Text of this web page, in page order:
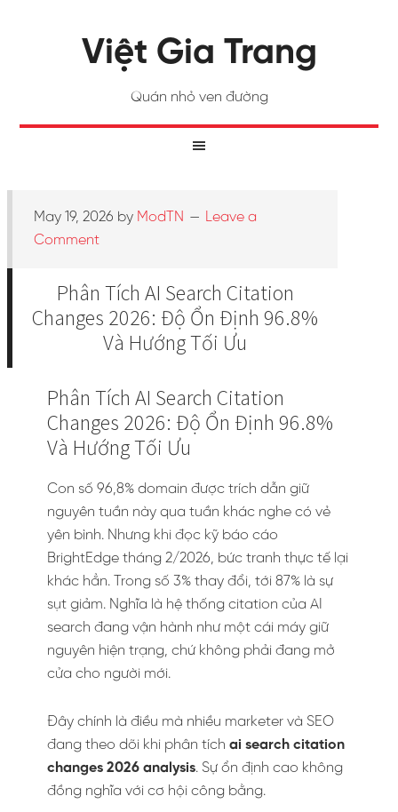
Việt Gia Trang
Quán nhỏ ven đường
May 19, 2026 by ModTN
Leave a
Comment
Phân Tích AI Search Citation
Changes 2026: Độ Ổn Định 96.8%
Và Hướng Tối Ưu
Phân Tích AI Search Citation
Changes 2026: Độ Ổn Định 96.8%
Và Hướng Tối Ưu
Con số 96,8% domain được trích dẫn giữ
nguyên tuần này qua tuần khác nghe có vẻ
yên bình. Nhưng khi đọc kỹ báo cáo
BrightEdge tháng 2/2026, bức tranh thực tế lại
khác hẳn. Trong số 3% thay đổi, tới 87% là sự
sụt giảm. Nghĩa là hệ thống citation của AI
search đang vận hành như một cái máy giữ
nguyên hiện trạng, chứ không phải đang mở
cửa cho người mới.
Đây chính là điều mà nhiều marketer và SEO
đang theo dõi khi phân tích ai search citation
changes 2026 analysis. Sự ổn định cao không
đồng nghĩa với cơ hội công bằng.